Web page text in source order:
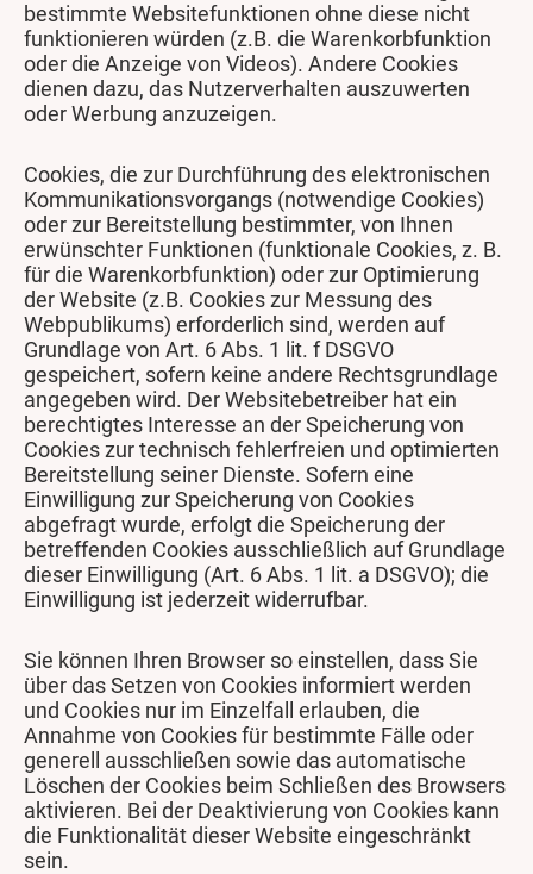
bestimmte Websitefunktionen ohne diese nicht
funktionieren würden (z.B. die Warenkorbfunktion
oder die Anzeige von Videos). Andere Cookies
dienen dazu, das Nutzerverhalten auszuwerten
oder Werbung anzuzeigen.
Cookies, die zur Durchführung des elektronischen
Kommunikationsvorgangs (notwendige Cookies)
oder zur Bereitstellung bestimmter, von Ihnen
erwünschter Funktionen (funktionale Cookies, z. B.
für die Warenkorbfunktion) oder zur Optimierung
der Website (z.B. Cookies zur Messung des
Webpublikums) erforderlich sind, werden auf
Grundlage von Art. 6 Abs. 1 lit. f DSGVO
gespeichert, sofern keine andere Rechtsgrundlage
angegeben wird. Der Websitebetreiber hat ein
berechtigtes Interesse an der Speicherung von
Cookies zur technisch fehlerfreien und optimierten
Bereitstellung seiner Dienste. Sofern eine
Einwilligung zur Speicherung von Cookies
abgefragt wurde, erfolgt die Speicherung der
betreffenden Cookies ausschließlich auf Grundlage
dieser Einwilligung (Art. 6 Abs. 1 lit. a DSGVO); die
Einwilligung ist jederzeit widerrufbar.
Sie können Ihren Browser so einstellen, dass Sie
über das Setzen von Cookies informiert werden
und Cookies nur im Einzelfall erlauben, die
Annahme von Cookies für bestimmte Fälle oder
generell ausschließen sowie das automatische
Löschen der Cookies beim Schließen des Browsers
aktivieren. Bei der Deaktivierung von Cookies kann
die Funktionalität dieser Website eingeschränkt
sein.